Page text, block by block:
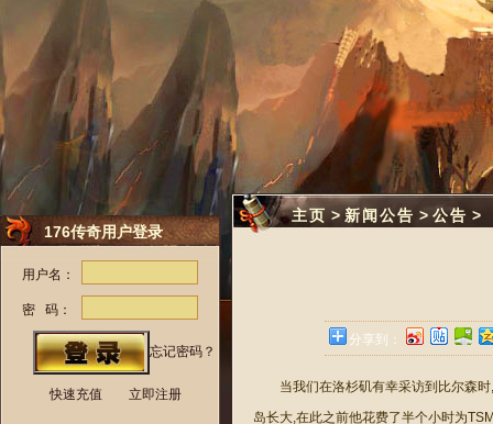
主页 > 新闻公告 > 公告 >
分享到：
当我们在洛杉矶有幸采访到比尔森
岛长大,在此之前他花费了半个小时为
176传奇用户登录
用户名：
密 码：
忘记密码？
快速充值 立即注册